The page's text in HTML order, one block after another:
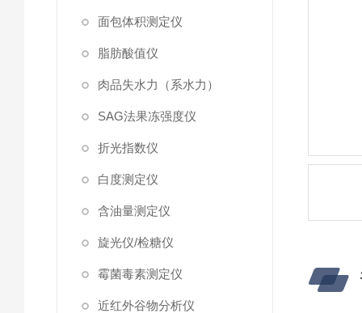
面包体积测定仪
脂肪酸值仪
肉品失水力（系水力）
SAG法果冻强度仪
折光指数仪
白度测定仪
含油量测定仪
旋光仪/检糖仪
霉菌毒素测定仪
近红外谷物分析仪